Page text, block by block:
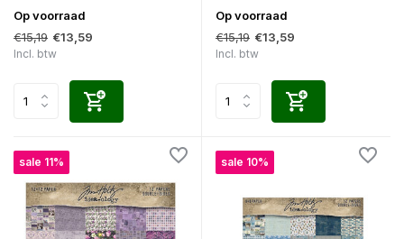
Op voorraad
€15,19 €13,59
Incl. btw
Op voorraad
€15,19 €13,59
Incl. btw
sale 11% sale 10%